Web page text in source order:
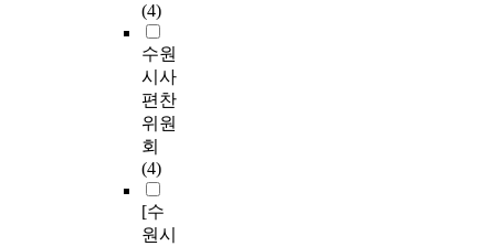
(4)
수원
시사
편찬
위원
회
(4)
[수
원시